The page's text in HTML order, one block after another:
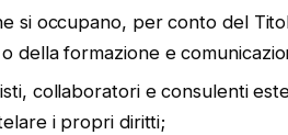
si occupano, per conto del
della formazione e
collaboratori e consulenti
i propri diritti;